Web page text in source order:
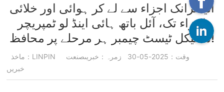
الیکٹرانک اجزاء سے لے کر ہوائی اور خلائی
اجزاء تک، آئل باتھ ہائی اینڈ لو ٹمپریچر
سائیکل ٹیسٹ چیمبر ہر مرحلے پر محافظ!
ماخذ：LINPIN وقت：2025-05-30
زمرہ：خبریںصنعت
خبریں